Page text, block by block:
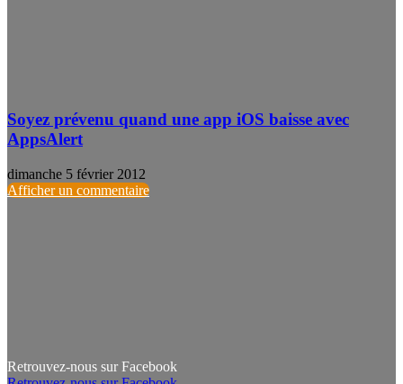
Soyez prévenu quand une app iOS baisse avec
AppsAlert
dimanche 5 février 2012
Afficher un commentaire
Retrouvez-nous sur Facebook